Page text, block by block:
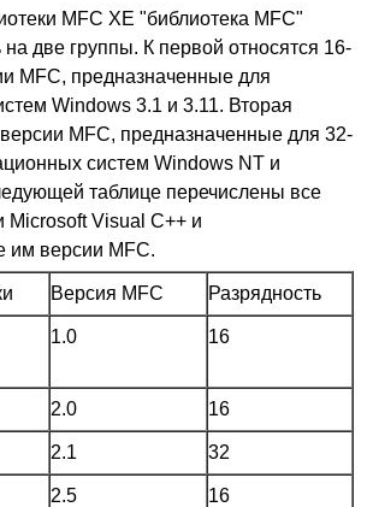
MFC XE "библиотека MFC"
две группы. К первой относятся 16-
MFC, предназначенные для
Windows 3.1 и 3.11. Вторая
MFC, предназначенные для 32-
систем Windows NT и
таблице перечислены все
Microsoft Visual C++ и
им версии MFC.
Версия MFC Разрядность
1.0 16
2.0 16
2.1 32
2.5 16